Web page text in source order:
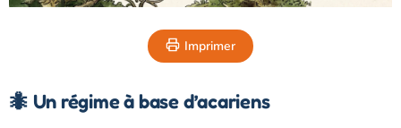
Imprimer
🐜 Un régime à base d’acariens